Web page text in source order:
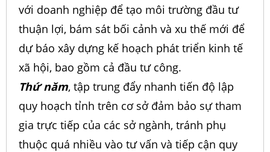
với doanh nghiệp để tạo môi trường đầu tư
thuận lợi, bám sát bối cảnh và xu thế mới để
dự báo xây dựng kế hoạch phát triển kinh tế
xã hội, bao gồm cả đầu tư công.
Thứ năm, tập trung đẩy nhanh tiến độ lập
quy hoạch tỉnh trên cơ sở đảm bảo sự tham
gia trực tiếp của các sở ngành, tránh phụ
thuộc quá nhiều vào tư vấn và tiếp cận quy